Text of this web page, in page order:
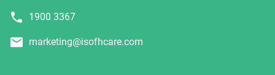
1900 3367
marketing@isofhcare.com